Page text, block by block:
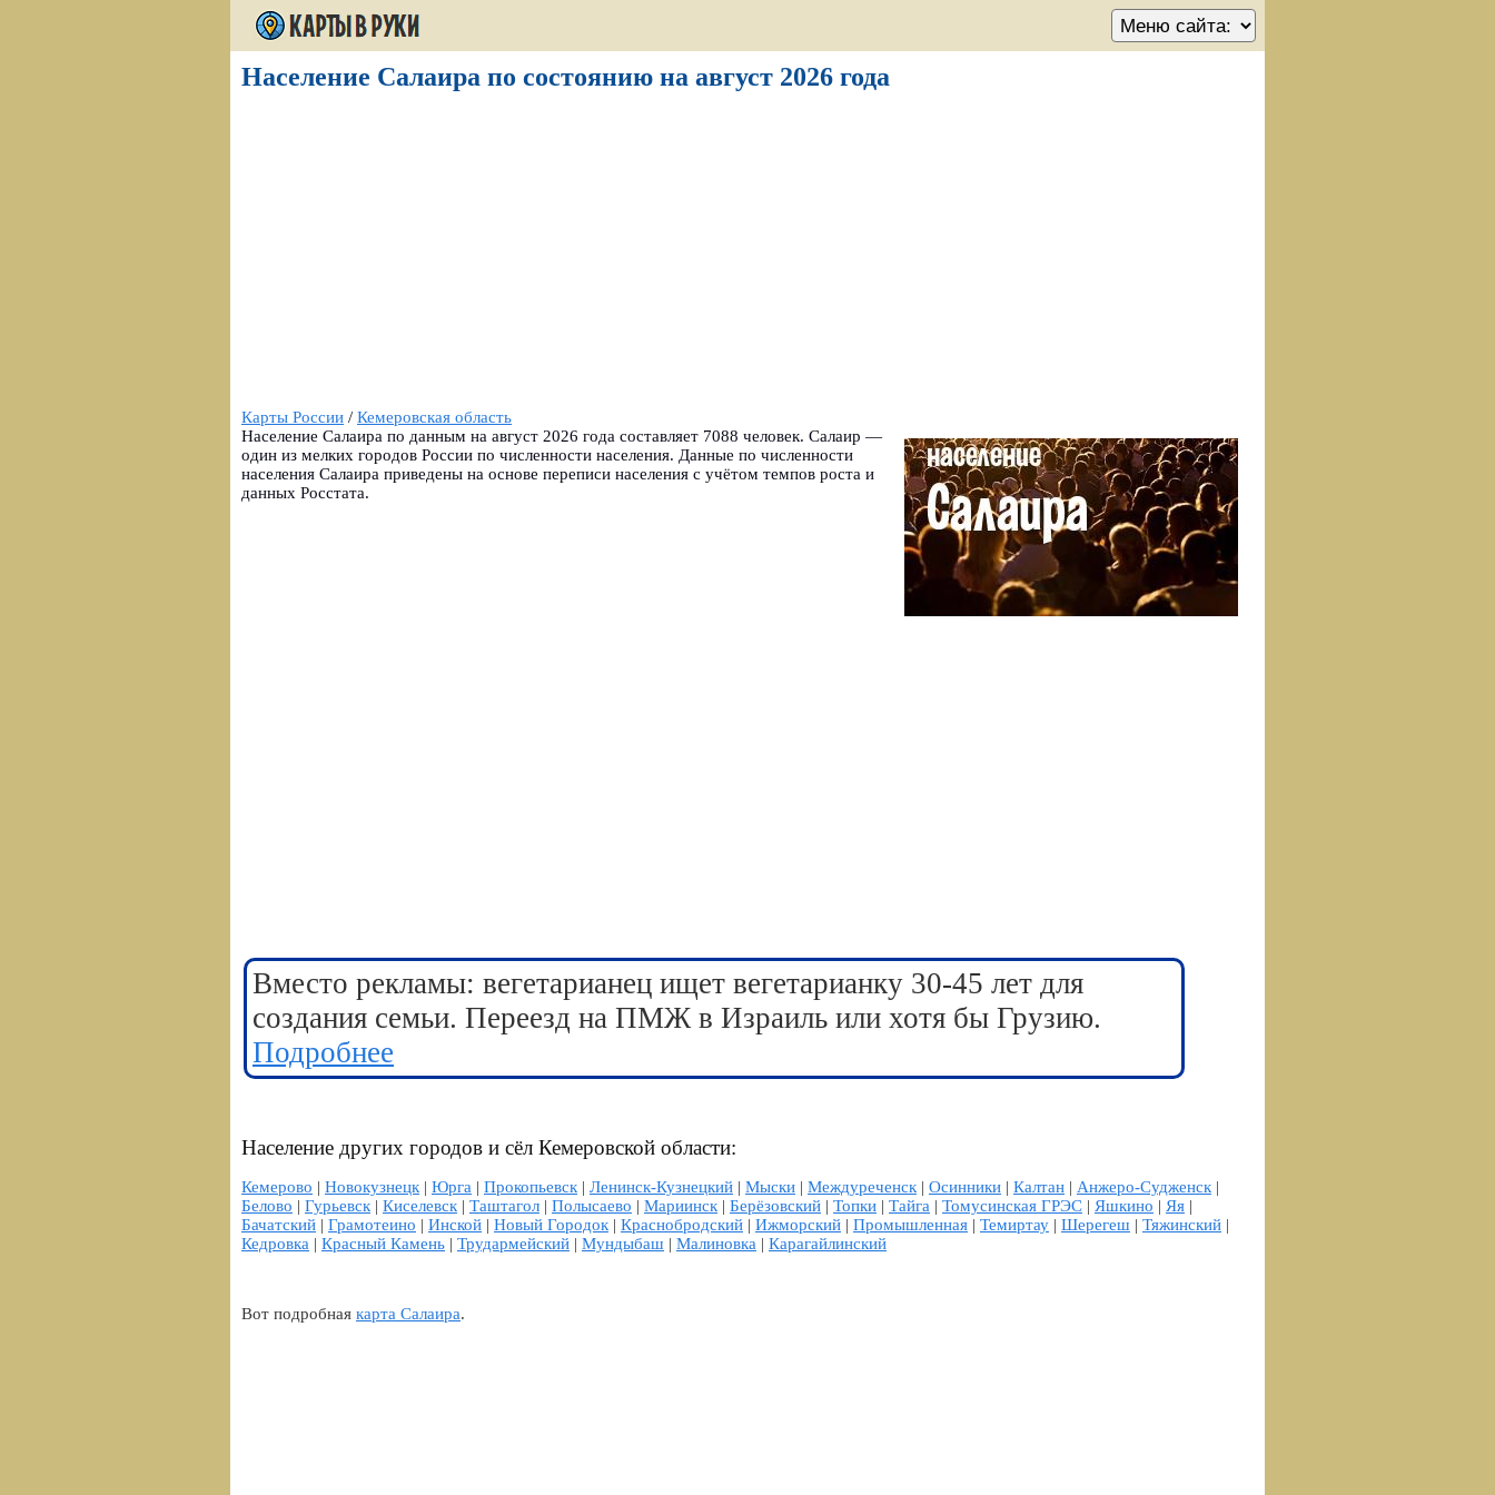
Население Салаира по состоянию на август 2026 года
Карты России / Кемеровская область
Население Салаира по данным на август 2026 года составляет 7088 человек. Салаир —
один из мелких городов России по численности населения. Данные по численности
населения Салаира приведены на основе переписи населения с учётом темпов роста и
данных Росстата.
Вместо рекламы: вегетарианец ищет вегетарианку 30-45 лет для
создания семьи. Переезд на ПМЖ в Израиль или хотя бы Грузию.
Подробнее
Население других городов и сёл Кемеровской области:
Кемерово | Новокузнецк | Юрга | Прокопьевск | Ленинск-Кузнецкий | Мыски | Междуреченск | Осинники | Калтан | Анжеро-Судженск |
Белово | Гурьевск | Киселевск | Таштагол | Полысаево | Мариинск | Берёзовский | Топки | Тайга | Томусинская ГРЭС | Яшкино | Яя |
Бачатский | Грамотеино | Инской | Новый Городок | Краснобродский | Ижморский | Промышленная | Темиртау | Шерегеш | Тяжинский |
Кедровка | Красный Камень | Трудармейский | Мундыбаш | Малиновка | Карагайлинский
Вот подробная карта Салаира.